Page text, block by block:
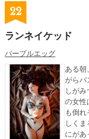
22
ランネイケッド
パープルエッグ
ある朝
がらバ
しがみついてきた。
の女性
も倒れそうに
しく
にがあ